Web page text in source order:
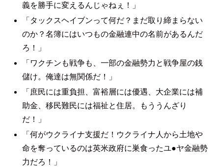
義を勝手に変えるんじゃねぇ！」
「タックスヘイブンって何だ？まだ取り締まらない
のか？名簿にはいつもの金融連中の名前があるんだ
ろ！」
「ワクチンも戦争も、一部の金融勢力と戦争屋の銭
儲け。俺達は無関係だ！」
「庶民には重負担、富裕層には優遇、大企業には補
助金、移民難民には福祉と住居。もううんざり
だ！」
「何がウクライナ支援だ！ウクライナ人から土地や
命を奪っているのは英米政府に巣食ったユ●ヤ金融勢
力だろ！」